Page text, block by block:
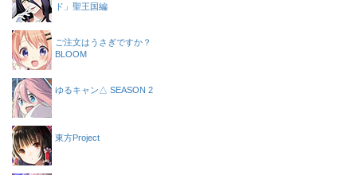
ド」聖王国編
ご注文はうさぎですか？
BLOOM
ゆるキャン△ SEASON 2
東方Project